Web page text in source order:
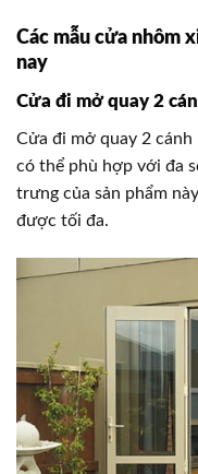
Các mẫu cửa nhôm
nay
Cửa đi mở quay 2
Cửa đi mở quay 2
có thể phù hợp với đa
trưng của sản phẩm
được tối đa.